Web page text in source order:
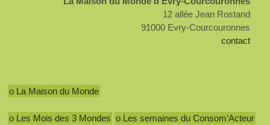
12 allée Jean Rostand
91000 Evry-Courcouronnes
contact
o La Maison du Monde
o Les Mois des 3 Mondes o Les semaines du Consom’Acteur